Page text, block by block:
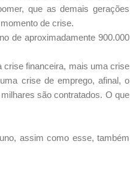
que as demais gerações
de crise.
de aproximadamente 900.000
financeira, mais uma crise
crise de emprego, afinal, o
são contratados. O que
assim como esse, também